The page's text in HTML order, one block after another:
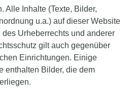
Alle Inhalte (Texte, Bilder,
u.a.) auf dieser Website
Urheberrechts und anderer
gilt auch gegenüber
Einrichtungen. Einige
enthalten Bilder, die dem